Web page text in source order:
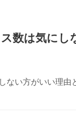
数は気にし
ない方がいい理由